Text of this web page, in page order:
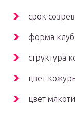
срок
форма
структура
цвет
цвет